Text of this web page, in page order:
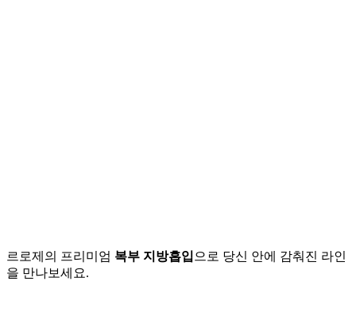
르로제의 프리미엄 복부 지방흡입 으로 당신 안에 감춰진 라인
을 만나보세요.